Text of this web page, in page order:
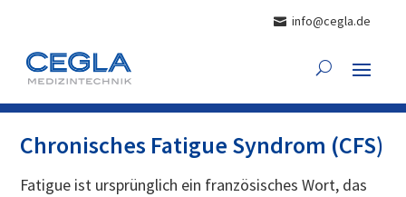
info@cegla.de
Chronisches Fatigue Syndrom (CFS)
Fatigue ist ursprünglich ein französisches Wort, das